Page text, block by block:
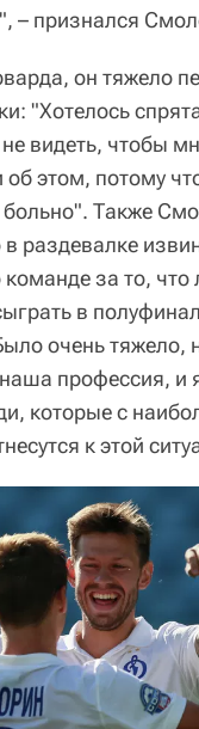
– признался
он тяжело
"Хотелось
видеть, чтобы
этом, потому
больно". Также
в раздевалке
за то, что
в
очень тяжело,
профессия, и
которые с
к этой